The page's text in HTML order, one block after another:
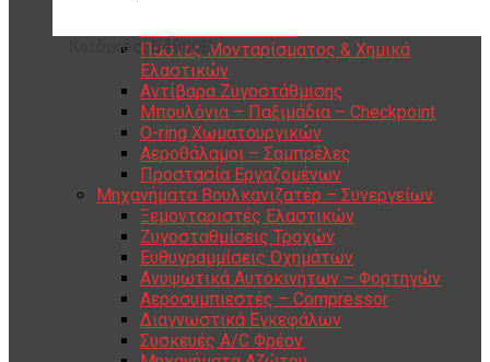
Κωδικός: B4900B
Πάστες Μονταρίσματος & Χημικά
Ελαστικών
Αντίβαρα Ζυγοστάθμισης
Μπουλόνια – Παξιμάδια – Checkpoint
O-ring Χωματουργικών
Αεροθάλαμοι – Σαμπρέλες
Προστασία Εργαζομένων
Μηχανήματα Βουλκανιζατέρ – Συνεργείων
Ξεμονταριστές Ελαστικών
Ζυγοσταθμίσεις Τροχών
Ευθυγραμμίσεις Οχημάτων
Ανυψωτικά Αυτοκινήτων – Φορτηγών
Αεροσυμπιεστές – Compressor
Διαγνωστικά Εγκεφάλων
Συσκευές A/C Φρέον